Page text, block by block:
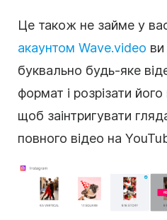
Це також не займе у
акаунтом Wave.video
буквально будь-яке
формат і розрізати його
щоб заінтригувати
повного відео на